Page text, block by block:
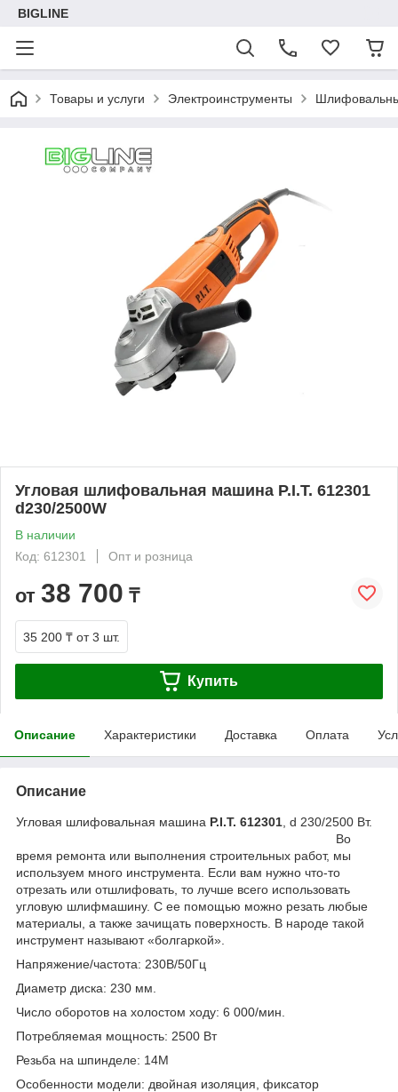
BIGLINE
Товары и услуги Электроинструменты
Угловая шлифовальная машина P.I.T. 612301
d230/2500W
В наличии
Код: 612301
Опт и розница
от 38 700 ₸
35 200 ₸ от 3 шт.
Купить
Описание Характеристики Доставка Оплата
Описание
Угловая шлифовальная машина P.I.T. 612301 , d 230/2500 Вт.
Во
время ремонта или выполнения строительных работ, мы
используем много инструмента. Если вам нужно что-то
отрезать или отшлифовать, то лучше всего использовать
угловую шлифмашину. С ее помощью можно резать любые
материалы, а также зачищать поверхность. В народе такой
инструмент называют «болгаркой».
Напряжение/частота: 230В/50Гц
Диаметр диска: 230 мм.
Число оборотов на холостом ходу: 6 000/мин.
Потребляемая мощность: 2500 Вт
Резьба на шпинделе: 14М
Особенности модели: двойная изоляция, фиксатор